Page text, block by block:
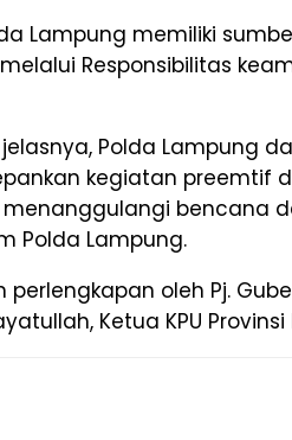
Lampung memiliki
Responsibilitas
Polda Lampung
kegiatan
menanggulangi
Polda Lampung.
oleh Pj.
Ketua KPU